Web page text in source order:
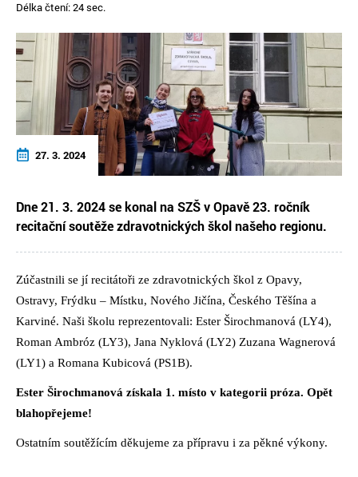
Délka čtení: 24 sec.
27. 3. 2024
Dne 21. 3. 2024 se konal na SZŠ v Opavě 23. ročník
recitační soutěže zdravotnických škol našeho regionu.
Zúčastnili se jí recitátoři ze zdravotnických škol z Opavy,
Ostravy, Frýdku – Místku, Nového Jičína, Českého Těšína a
Karviné. Naši školu reprezentovali: Ester Širochmanová (LY4),
Roman Ambróz (LY3), Jana Nyklová (LY2) Zuzana Wagnerová
(LY1) a Romana Kubicová (PS1B).
Ester Širochmanová získala 1. místo v kategorii próza. Opět
blahopřejeme!
Ostatním soutěžícím děkujeme za přípravu i za pěkné výkony.